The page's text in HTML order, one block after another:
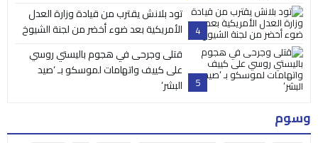
4
تود بلانش يقترب من قيادة وزارة العدل
الأمريكية بعد ضوء أخضر من لجنة الشيوخ
5
قتلى وجرحى في هجوم باليستي روسي
على كييف واتهامات لموسكو بـ ‘صيد
البشر’
وسوم